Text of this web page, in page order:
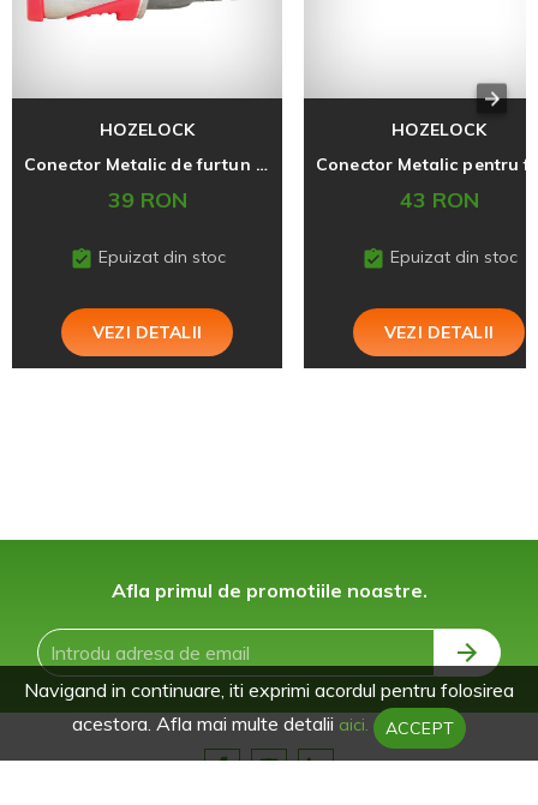
HOZELOCK
Conector Metalic de furtun cu Aqua Stop 12,5 mm (1/2'')
39 RON
Epuizat din stoc
VEZI DETALII
HOZELOCK
43 RON
Epuizat din stoc
VEZI DETALII
Afla primul de promotiile noastre.
Navigand in continuare, iti exprimi acordul pentru folosirea
acestora. Afla mai multe detalii aici. ACCEPT